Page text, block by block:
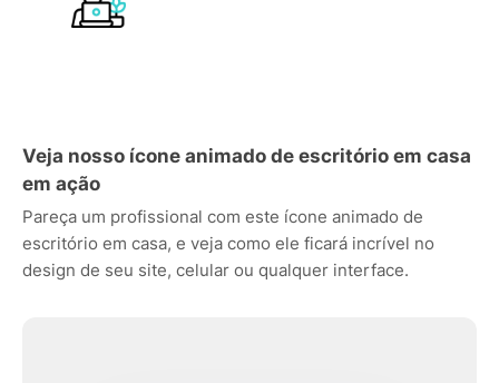
Veja nosso ícone animado de escritório em casa
em ação
Pareça um profissional com este ícone animado de
escritório em casa, e veja como ele ficará incrível no
design de seu site, celular ou qualquer interface.